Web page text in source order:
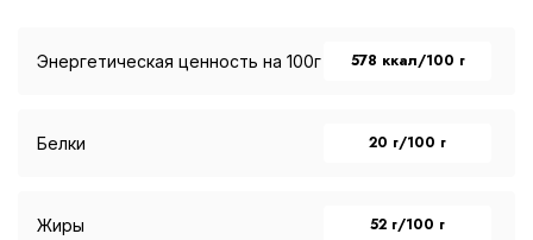
Энергетическая ценность на 100г 578 ккал/100 г
Белки 20 г/100 г
Жиры 52 г/100 г